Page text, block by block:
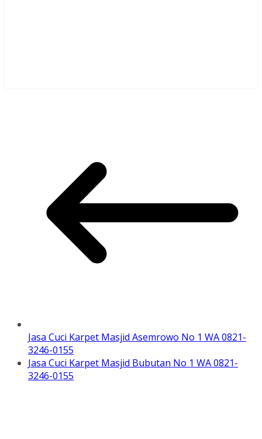
Jasa Cuci Karpet Masjid Asemrowo No 1 WA 0821-
3246-0155
Jasa Cuci Karpet Masjid Bubutan No 1 WA 0821-
3246-0155